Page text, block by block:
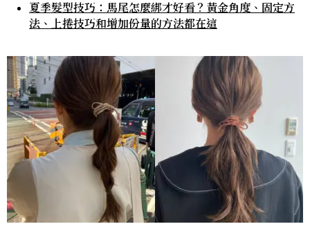
夏季髮型技巧：馬尾怎麼綁才好看？黃金角度、固定方
法、上捲技巧和增加份量的方法都在這